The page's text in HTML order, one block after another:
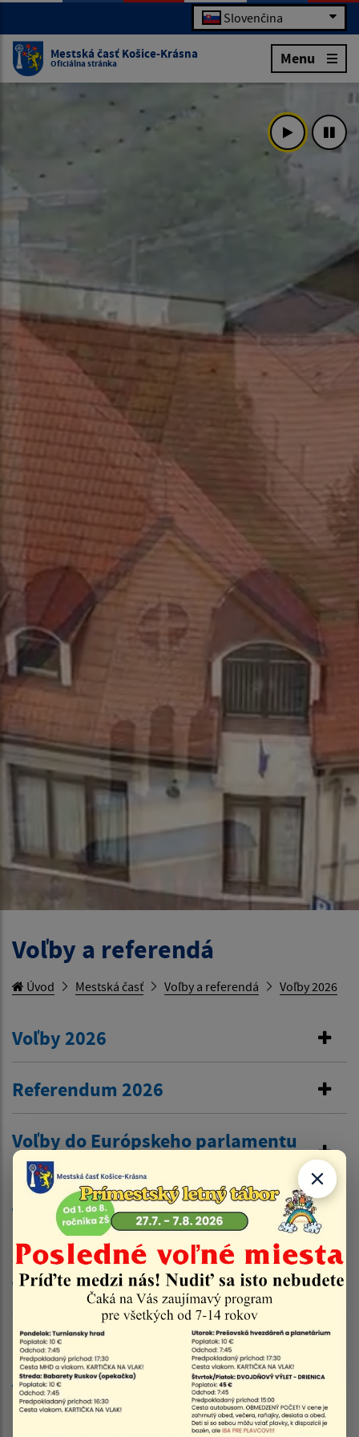
Slovenčina
Mestská časť Košice-Krásna
Oficiálna stránka Menu
Voľby a referendá
Úvod Mestská časť Voľby a referendá Voľby 2026
Voľby 2026
Referendum 2026
Voľby do Európskeho parlamentu
2024
Voľby prezidenta Slovenskej
republiky 2024
Voľby do Národnej rady SR 2023
Referendum 2023
Voľby do orgánov samosprávy
krajov 2022